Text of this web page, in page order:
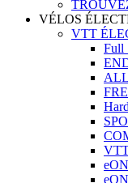
VÉLOS
VTT
Full